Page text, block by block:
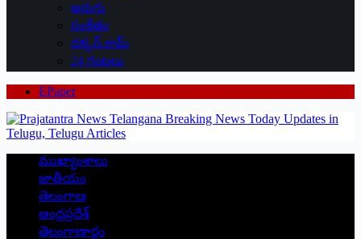
అరుగు
సంకేతం
దక్కన్.కామ్
24 గంటలు
EPaper
ముఖ్యాంశాలు
జాతీయం
తెలంగాణ
ఆంధ్రప్రదేశ్
తెలంగాణార్థం